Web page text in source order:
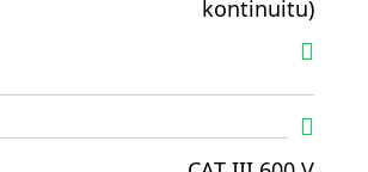
kontinuitu)